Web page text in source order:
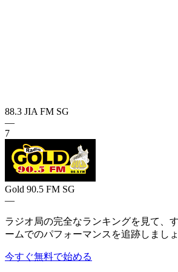
88.3 JIA FM SG
—
7
Gold 90.5 FM SG
—
ラジオ局の完全なランキングを見て、
ームでのパフォーマンスを追跡しましょ
今すぐ無料で始める